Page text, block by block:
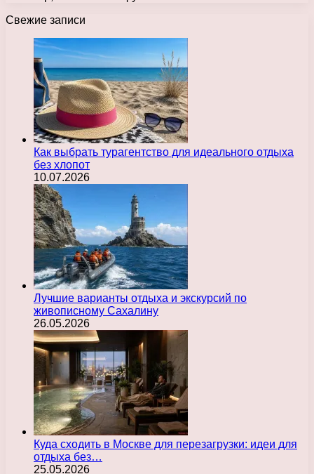
Свежие записи
Как выбрать турагентство для идеального отдыха
без хлопот
10.07.2026
Лучшие варианты отдыха и экскурсий по
живописному Сахалину
26.05.2026
Куда сходить в Москве для перезагрузки: идеи для
отдыха без…
25.05.2026